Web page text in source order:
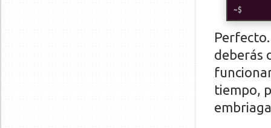
deberás
tiempo,